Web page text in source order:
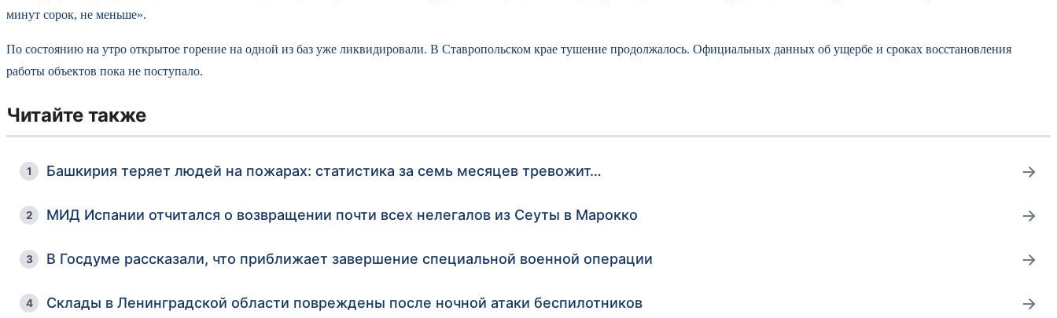
минут сорок, не меньше».
По состоянию на утро открытое горение на одной из баз уже ликвидировали. В Ставропольском крае тушение продолжалось. Официальных данных об ущербе и сроках восстановления
работы объектов пока не поступало.
Читайте также
1 Башкирия теряет людей на пожарах: статистика за семь месяцев тревожит… →
2 МИД Испании отчитался о возвращении почти всех нелегалов из Сеуты в Марокко →
3 В Госдуме рассказали, что приближает завершение специальной военной операции →
4 Склады в Ленинградской области повреждены после ночной атаки беспилотников →